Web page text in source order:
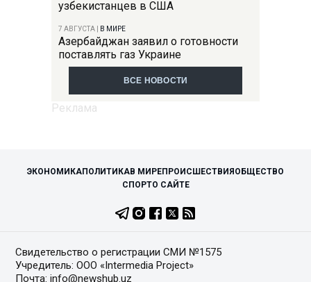
узбекистанцев в США
7 АВГУСТА В МИРЕ
Азербайджан заявил о готовности
поставлять газ Украине
ВСЕ НОВОСТИ
ЭКОНОМИКАПОЛИТИКАВ МИРЕПРОИСШЕСТВИЯОБЩЕСТВО
СПОРТО САЙТЕ
Свидетельство о регистрации СМИ №1575
Учредитель: ООО «Intermedia Project»
Почта: info@newshub.uz